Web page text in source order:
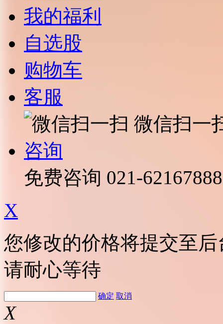
我的福利
自选股
购物车
客服
微信扫一
咨询
免费咨询 021-62167888
X
您修改的价格将提交至
请耐心等待
确定 取消
X